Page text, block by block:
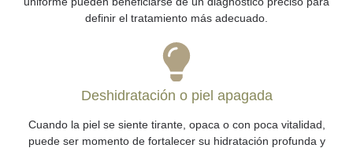
definir el tratamiento más adecuado.
Deshidratación o piel apagada
Cuando la piel se siente tirante, opaca o con poca vitalidad,
puede ser momento de fortalecer su hidratación profunda y